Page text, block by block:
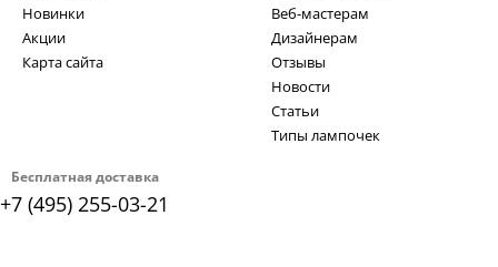
Бесплатная доставка
+7 (495) 255-03-21
Новинки
Акции
Карта сайта
Веб-мастерам
Дизайнерам
Отзывы
Новости
Статьи
Типы лампочек